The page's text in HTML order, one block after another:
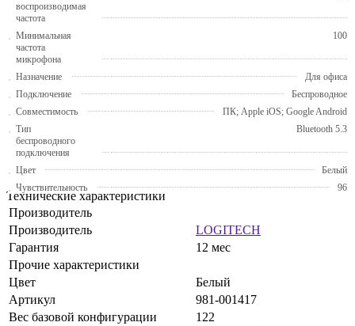
воспроизводимая
частота
Минимальная
частота
микрофона
100
Назначение
Для офиса
Подключение
Беспроводное
Совместимость
ПК; Apple iOS; Google Android
Тип
беспроводного
подключения
Bluetooth 5.3
Цвет
Белый
Чувствительность
96
Технические характеристики
Производитель
Производитель
LOGITECH
Гарантия
12 мес
Прочие характеристики
Цвет
Белый
Артикул
981-001417
Вес базовой конфигурации
122